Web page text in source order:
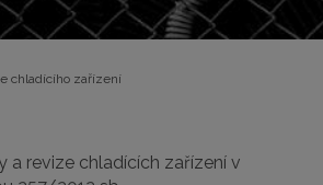
chladícího zařízení
a revize chladících zařízení v